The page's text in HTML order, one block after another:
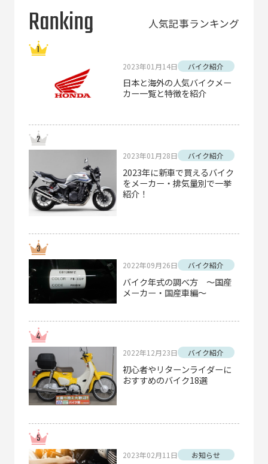
Ranking 人気記事ランキング
2023年01月14日 バイク紹介
日本と海外の人気バイクメー
カー一覧と特徴を紹介
2023年01月28日 バイク紹介
2023年に新車で買えるバイク
をメーカー・排気量別で一挙
紹介！
2022年09月26日 バイク紹介
バイク年式の調べ方 ～国産
メーカー・国産車編～
2022年12月23日 バイク紹介
初心者やリターンライダーに
おすすめのバイク18選
2023年02月11日 お知らせ